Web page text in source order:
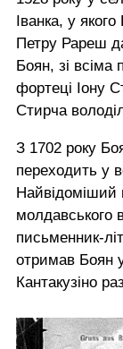
Іванка, у
Петру Рареш
Боян, зі всіма
фортеці Іону
Стирча
З 1702 року
переходить у
Найвідоміший
молдавського
письменник-
отримав Боян
Кантакузіно